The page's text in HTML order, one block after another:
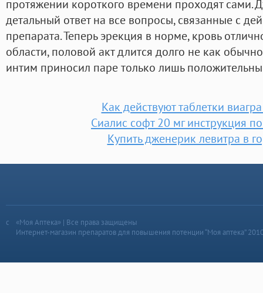
протяжении короткого времени проходят сами.
детальный ответ на все вопросы, связанные с
препарата. Теперь эрекция в норме, кровь
области, половой акт длится долго не как
интим приносил паре только лишь
Как действуют таблетки
Сиалис софт 20 мг инструкция
Купить дженерик левитра в
«Моя Аптека» | Все права защищены
Интернет-магазин препаратов для повышения потенции “Моя аптека”